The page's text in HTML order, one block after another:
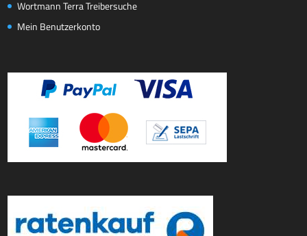
Wortmann Terra Treibersuche
Mein Benutzerkonto